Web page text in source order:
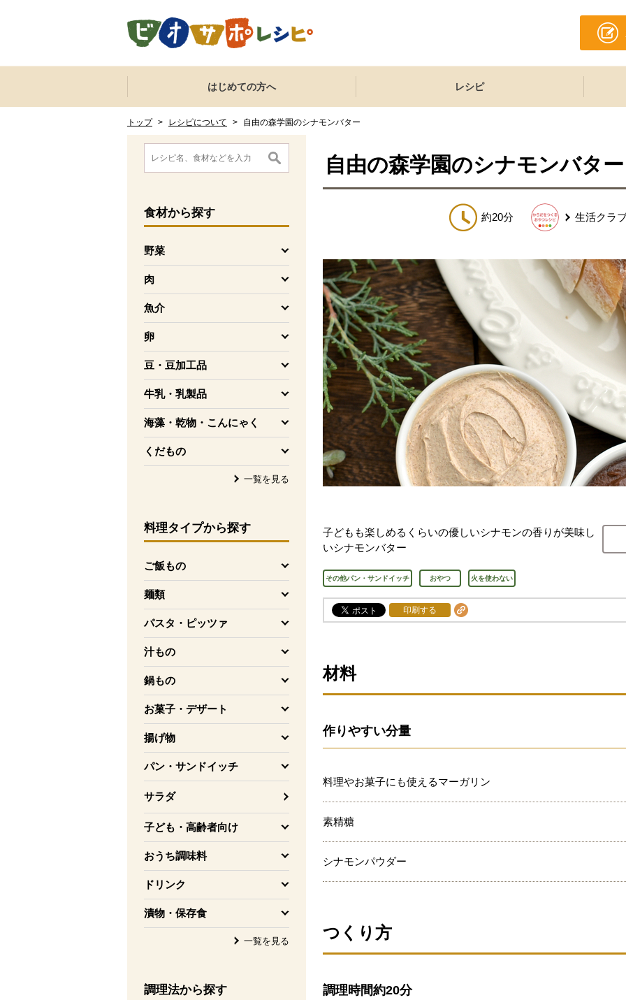
ここからサイト内共通メニューです。
サイト内共通メニューをスキップする
はじめての方へ レシピ
トップ > レシピについて > 自由の森学園のシナモンバター
ここから消費材検索メニューです。
食材から探す
野菜
を開く
肉
を開く
魚介
を開く
卵
を開く
豆・豆加工品
を開く
牛乳・乳製品
を開く
海藻・乾物・こんにゃく
を開く
くだもの
を開く
一覧を見る
料理タイプから探す
ご飯もの
を開く
麺類
を開く
パスタ・ピッツァ
を開く
汁もの
を開く
鍋もの
を開く
お菓子・デザート
を開く
揚げ物
を開く
パン・サンドイッチ
を開く
サラダ
子ども・高齢者向け
を開く
おうち調味料
を開く
ドリンク
を開く
漬物・保存食
を開く
一覧を見る
調理法から探す
消費材検索メニューここまで。
ここから本文です。
自由の森学園のシナモンバター
約20分 生活クラ
子どもも楽しめるくらいの優しいシナモンの香りが美味し
いシナモンバター
その他パン・サンドイッチ おやつ 火を使わない
印刷する
材料
作りやすい分量
料理やお菓子にも使えるマーガリン
素精糖
シナモンパウダー
つくり方
調理時間約20分